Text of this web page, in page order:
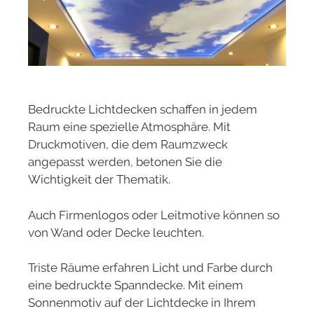
Bedruckte Lichtdecken schaffen in jedem
Raum eine spezielle Atmosphäre. Mit
Druckmotiven, die dem Raumzweck
angepasst werden, betonen Sie die
Wichtigkeit der Thematik.
Auch Firmenlogos oder Leitmotive können so
von Wand oder Decke leuchten.
Triste Räume erfahren Licht und Farbe durch
eine bedruckte Spanndecke. Mit einem
Sonnenmotiv auf der Lichtdecke in Ihrem